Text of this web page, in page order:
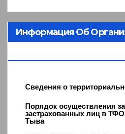
Информация Об
Сведения о
Порядок осуществления
застрахованных лиц в
Тыва